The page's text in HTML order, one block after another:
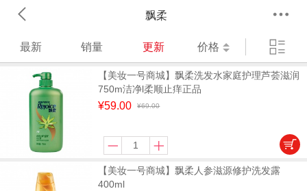
飘柔
最新 销量 更新 价格
【美妆一号商城】飘柔洗发水家庭护理芦荟滋润
750m洁净l柔顺止痒正品
¥59.00 ¥69.00
【美妆一号商城】飘柔人参滋源修护洗发露
400ml